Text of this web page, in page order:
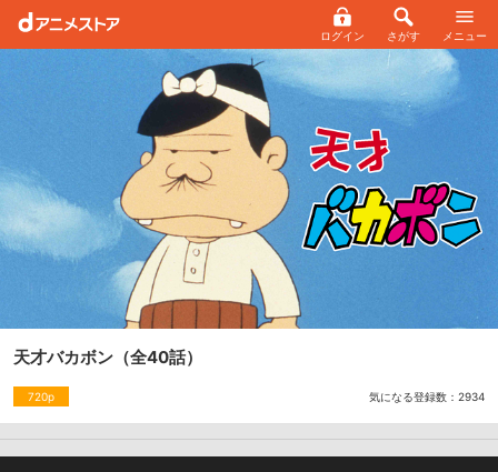
ログイン さがす メニュー
天才バカボン （全40話）
720p 気になる登録数： 2934